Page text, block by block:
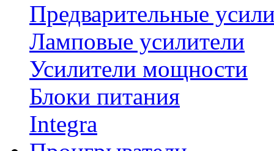
Предварительные
Ламповые усилители
Усилители мощности
Блоки питания
Integra